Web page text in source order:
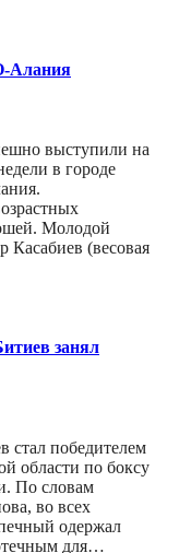
Алания
выступили на
в городе
Молодой
Касабиев (весовая
занял
стал победителем
области по боксу
По словам
во всех
одержал
для…